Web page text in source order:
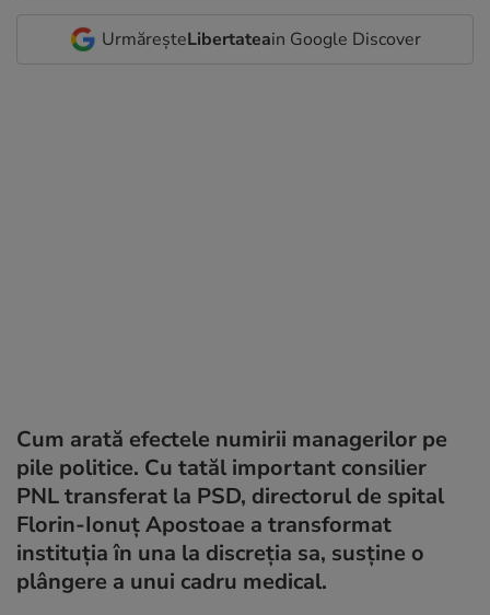
UrmăreșteLibertateain Google Discover
Cum arată efectele numirii managerilor pe
pile politice. Cu tatăl important consilier
PNL transferat la PSD, directorul de spital
Florin-Ionuț Apostoae a transformat
instituția în una la discreția sa, susține o
plângere a unui cadru medical.